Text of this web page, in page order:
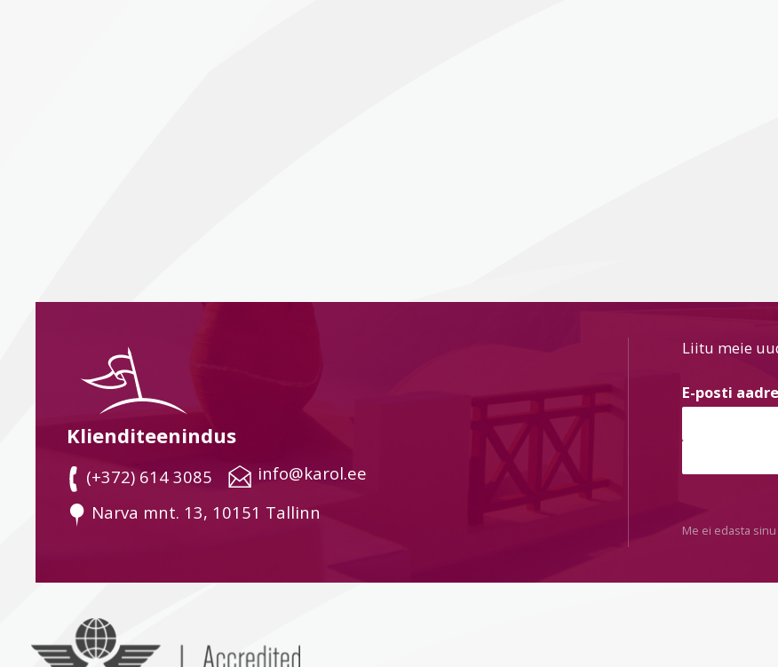
Klienditeenindus
(+372) 614 3085
info@karol.ee
Narva mnt. 13, 10151 Tallinn
Liitu meie
E-posti
Me ei edasta